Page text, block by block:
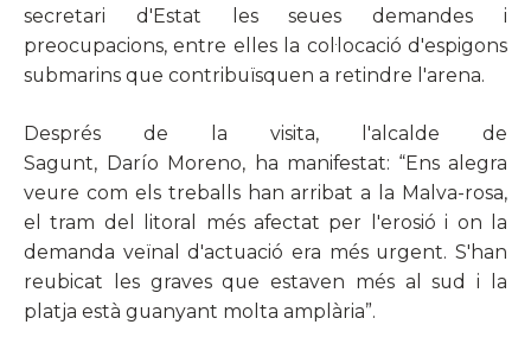
secretari d'Estat les seues demandes i
preocupacions, entre elles la col·locació d'espigons
submarins que contribuïsquen a retindre l'arena.
Després de la visita, l'alcalde de
Sagunt, Darío Moreno, ha manifestat: “Ens alegra
veure com els treballs han arribat a la Malva-rosa,
el tram del litoral més afectat per l'erosió i on la
demanda veïnal d'actuació era més urgent. S'han
reubicat les graves que estaven més al sud i la
platja està guanyant molta amplària”.